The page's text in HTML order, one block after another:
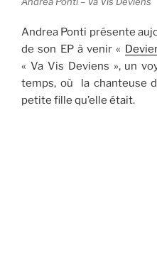
Andrea Ponti présente
de son EP à venir «
« Va Vis Deviens », un
temps, où la chanteuse
petite fille qu’elle était.